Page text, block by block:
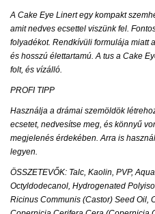
A Cake Eye Linert egy kompakt
amit nedves ecsettel viszünk fel.
folyadékot. Rendkívüli formulája miatt
és hosszú élettartamú. A tus a Cake
folt, és vízálló.
PROFI TIPP
Használja a drámai szemöldök
ecsetet, nedvesítse meg, és könnyű
megjelenés érdekében. Arra is
legyen.
ÖSSZETEVŐK: Talc, Kaolin, PVP,
Octyldodecanol, Hydrogenated
Ricinus Communis (Castor) Seed Oil,